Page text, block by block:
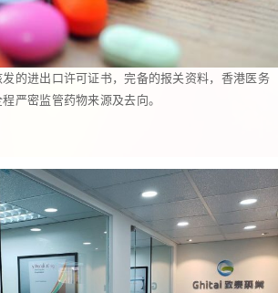
的进出口许可证书，完备的报关资料，香港医务
严密监管药物来源及去向。